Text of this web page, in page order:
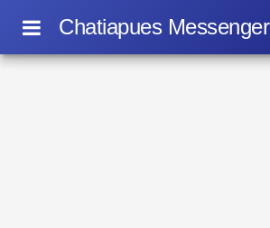
Chatiapues Messenger